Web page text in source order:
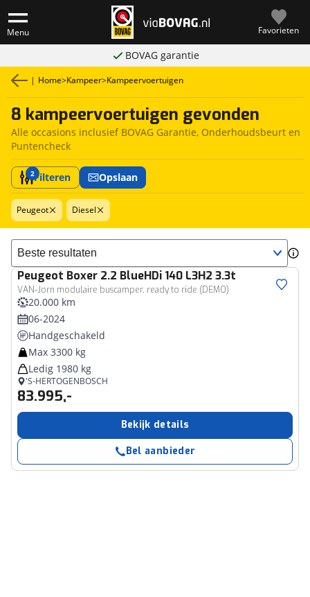
Menu Favorieten
BOVAG garantie
| Home>Kampeer>Kampeervoertuigen
8 kampeervoertuigen gevonden
Alle occasions inclusief BOVAG Garantie, Onderhoudsbeurt en
Puntencheck
2Filteren Opslaan
Peugeot Diesel
Sorteer resultaten
Peugeot Boxer 2.2 BlueHDi 140 L3H2 3.3t
VAN-Jorn modulaire buscamper, ready to ride (DEMO)
20.000 km
06-2024
Handgeschakeld
Max 3300 kg
Ledig 1980 kg
'S-HERTOGENBOSCH
83.995,-
Bekijk details
Bel aanbieder